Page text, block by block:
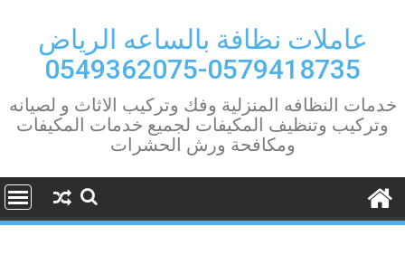
contentعاملات نظافة بالساعه الرياض
0579418735-0549362075
خدمات النظافه المنزلية وفك وتركيب الاثاث و لصيانه
وتركيب وتنظيف المكيفات لجميع خدمات المكيفات
ومكافحة ورش الحشرات